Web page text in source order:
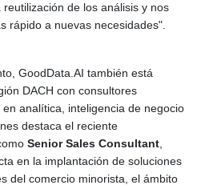
de los análisis y nos
rápido a nuevas necesidades".
GoodData.AI también está
DACH con consultores
analítica, inteligencia de negocio
destaca el reciente
Senior Sales Consultant,
en la implantación de soluciones
del comercio minorista, el ámbito